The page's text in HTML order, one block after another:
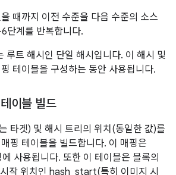
때까지 이전 수준을 다음 수준의 소스
단계를 반복합니다.
루트 해시인 단일 해시입니다. 이 해시 및
테이블을 구성하는 동안 사용됩니다.
이블 빌드
타겟) 및 해시 트리의 위치(동일한 값)를
핑 테이블을 빌드합니다. 이 매핑은
사용됩니다. 또한 이 테이블은 블록의
작 위치인 hash_start(특히 이미지 시